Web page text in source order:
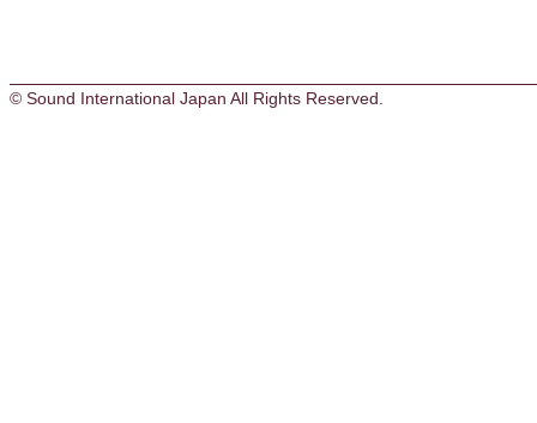
© Sound International Japan All Rights Reserved.